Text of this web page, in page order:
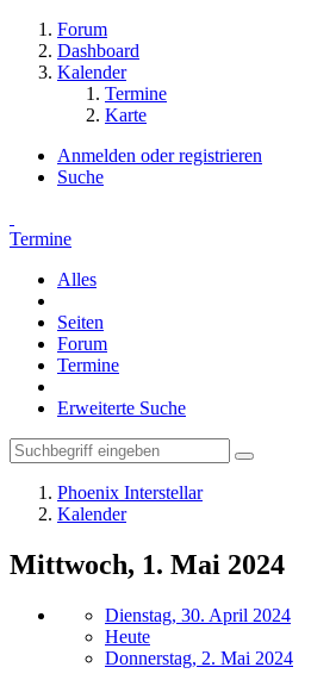
Forum
Dashboard
Kalender
Termine
Karte
Anmelden oder registrieren
Suche
Termine
Alles
Seiten
Forum
Termine
Erweiterte Suche
Phoenix Interstellar
Kalender
Mittwoch, 1. Mai 2024
Dienstag, 30. April 2024
Heute
Donnerstag, 2. Mai 2024